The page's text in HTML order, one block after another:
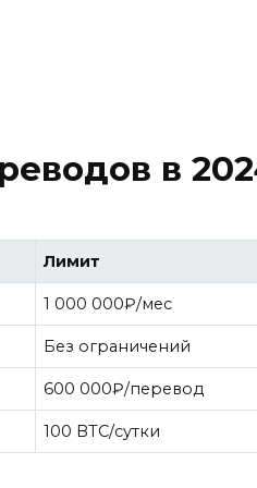
в
Лимит
1 000 000₽/мес
Без ограничений
600 000₽/перевод
100 BTC/сутки